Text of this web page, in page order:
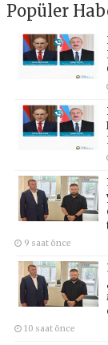
Popüler
9 saat önce
10 saat önce